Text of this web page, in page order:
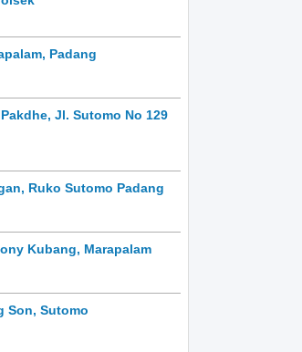
Padang
Jl. Sutomo No 129
Ruko Sutomo Padang
Kubang, Marapalam
Son, Sutomo